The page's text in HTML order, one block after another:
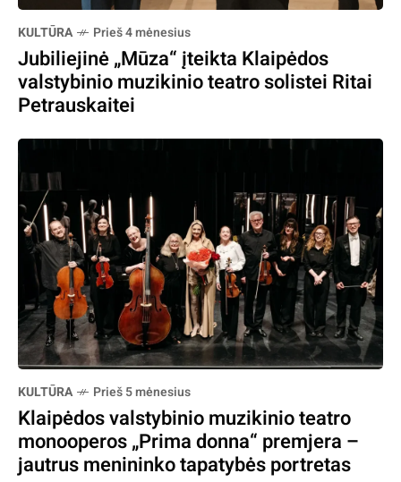
KULTŪRA Prieš 4 mėnesius
Jubiliejinė „Mūza“ įteikta Klaipėdos
valstybinio muzikinio teatro solistei Ritai
Petrauskaitei
KULTŪRA Prieš 5 mėnesius
Klaipėdos valstybinio muzikinio teatro
monooperos „Prima donna“ premjera –
jautrus menininko tapatybės portretas